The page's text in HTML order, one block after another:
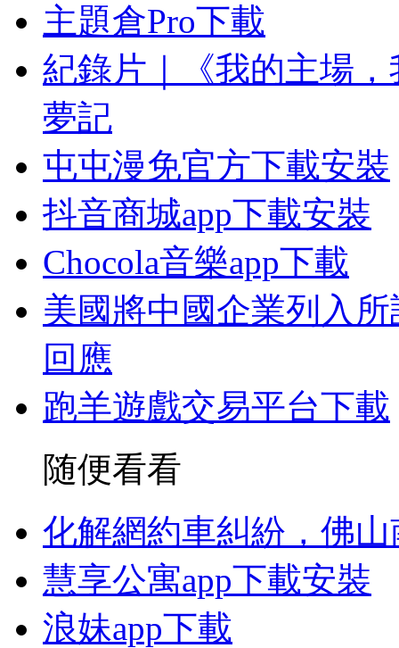
主題倉Pro下載
紀錄片｜《我的主場
夢記
屯屯漫免官方下載安裝
抖音商城app下載安裝
Chocola音樂app下載
美國將中國企業列入
回應
跑羊遊戲交易平台下載
随便看看
化解網約車糾紛，佛
慧享公寓app下載安裝
浪妹app下載